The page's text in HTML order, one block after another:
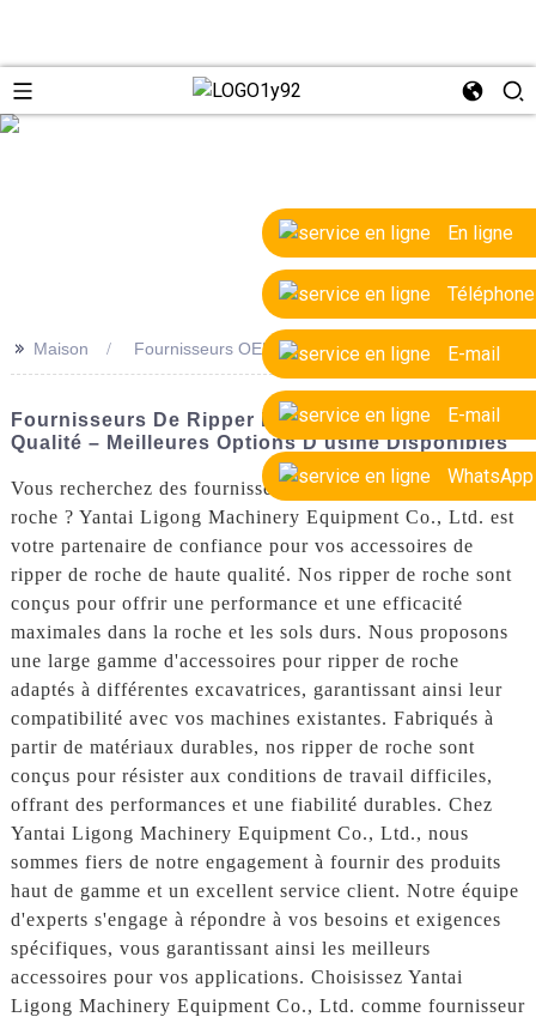
En ligne
Téléphone
E-mail
E-mail
WhatsApp
>> Maison Fournisseurs OEM de ripper de roche
Fournisseurs De Ripper De Roche OEM De Haute
Qualité – Meilleures Options D'usine Disponibles
Vous recherchez des fournisseurs OEM fiables de ripper de
roche ? Yantai Ligong Machinery Equipment Co., Ltd. est
votre partenaire de confiance pour vos accessoires de
ripper de roche de haute qualité. Nos ripper de roche sont
conçus pour offrir une performance et une efficacité
maximales dans la roche et les sols durs. Nous proposons
une large gamme d'accessoires pour ripper de roche
adaptés à différentes excavatrices, garantissant ainsi leur
compatibilité avec vos machines existantes. Fabriqués à
partir de matériaux durables, nos ripper de roche sont
conçus pour résister aux conditions de travail difficiles,
offrant des performances et une fiabilité durables. Chez
Yantai Ligong Machinery Equipment Co., Ltd., nous
sommes fiers de notre engagement à fournir des produits
haut de gamme et un excellent service client. Notre équipe
d'experts s'engage à répondre à vos besoins et exigences
spécifiques, vous garantissant ainsi les meilleurs
accessoires pour vos applications. Choisissez Yantai
Ligong Machinery Equipment Co., Ltd. comme fournisseur